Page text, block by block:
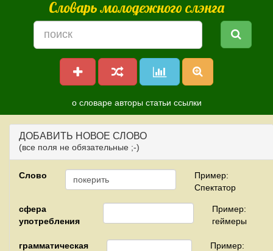
Словарь молодежного слэнга
о словаре авторы статьи ссылки
ДОБАВИТЬ НОВОЕ СЛОВО
(все поля не обязательные ;-)
Слово
Пример:
Спектатор
сфера
употребления
Пример:
геймеры
грамматическая
Пример: